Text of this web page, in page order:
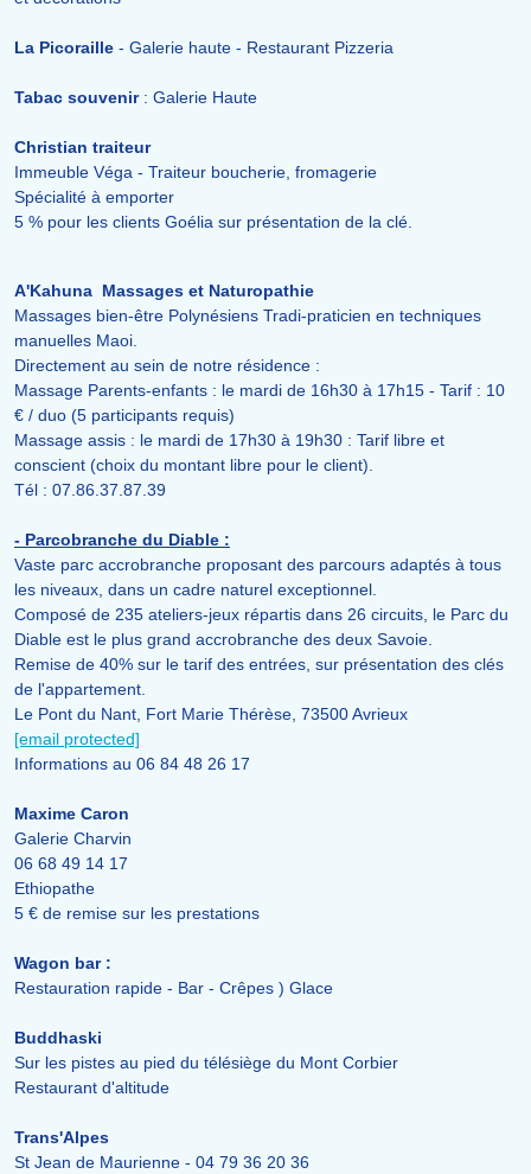
La Picoraille - Galerie haute - Restaurant Pizzeria
Tabac souvenir : Galerie Haute
Christian traiteur
Immeuble Véga - Traiteur boucherie, fromagerie
Spécialité à emporter
5 % pour les clients Goélia sur présentation de la clé.
A'Kahuna Massages et Naturopathie
Massages bien-être Polynésiens Tradi-praticien en techniques
manuelles Maoi.
Directement au sein de notre résidence :
Massage Parents-enfants : le mardi de 16h30 à 17h15 - Tarif : 10
€ / duo (5 participants requis)
Massage assis : le mardi de 17h30 à 19h30 : Tarif libre et
conscient (choix du montant libre pour le client).
Tél : 07.86.37.87.39
- Parcobranche du Diable :
Vaste parc accrobranche proposant des parcours adaptés à tous
les niveaux, dans un cadre naturel exceptionnel.
Composé de 235 ateliers-jeux répartis dans 26 circuits, le Parc du
Diable est le plus grand accrobranche des deux Savoie.
Remise de 40% sur le tarif des entrées, sur présentation des clés
de l'appartement.
Le Pont du Nant, Fort Marie Thérèse, 73500 Avrieux
[email protected]
Informations au 06 84 48 26 17
Maxime Caron
Galerie Charvin
06 68 49 14 17
Ethiopathe
5 € de remise sur les prestations
Wagon bar :
Restauration rapide - Bar - Crêpes ) Glace
Buddhaski
Sur les pistes au pied du télésiège du Mont Corbier
Restaurant d'altitude
Trans'Alpes
St Jean de Maurienne - 04 79 36 20 36